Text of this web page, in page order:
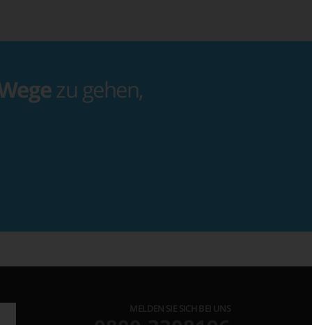
zu gehen,
MELDEN SIE SICH BEI UNS